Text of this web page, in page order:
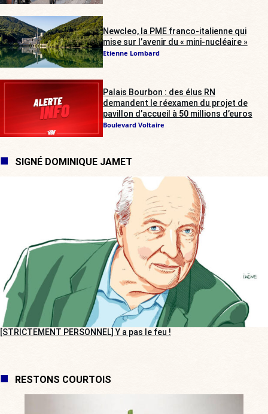
Newcleo, la PME franco-italienne qui
mise sur l’avenir du « mini-nucléaire »
Etienne Lombard
Palais Bourbon : des élus RN
demandent le réexamen du projet de
pavillon d’accueil à 50 millions d’euros
Boulevard Voltaire
SIGNÉ DOMINIQUE JAMET
[STRICTEMENT PERSONNEL] Y a pas le feu !
RESTONS COURTOIS